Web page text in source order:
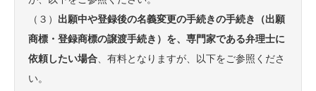
（３） 出願中や登録後の名義変更の手続きの手続き（出願
商標・登録商標の譲渡手続き）を、専門家である弁理士に
依頼したい場合 、有料となりますが、以下をご参照くださ
い。